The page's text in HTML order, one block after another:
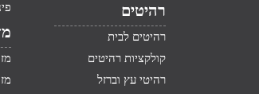
רהיטים
רהיטים לבית
קולקציות רהיטים
רהיטי עץ וברזל